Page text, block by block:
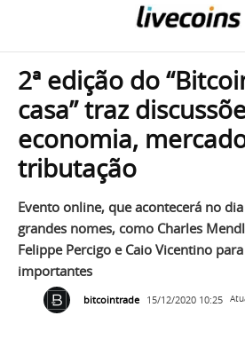
2ª edição do
casa” traz
economia,
tributação
Evento online, que acontecerá no
grandes nomes, como Charles
Felippe Percigo e Caio Vicentino
importantes
bitcointrade 15/12/2020 10:25